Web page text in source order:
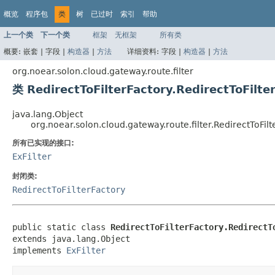
概览 程序包 类 树 已过时 索引 帮助
上一个类 下一个类 框架 无框架
所有类
概要: 嵌套 | 字段 | 构造器 | 方法 详细资料: 字段 | 构造器 | 方法
org.noear.solon.cloud.gateway.route.filter
类 RedirectToFilterFactory.RedirectToFilter
java.lang.Object
所有已实现的接口:
ExFilter
封闭类:
RedirectToFilterFactory
public static class
extends java.lang.Object
implements ExFilter